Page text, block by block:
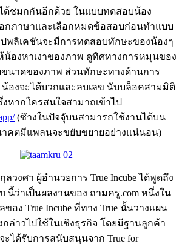
ได้ชมกกันอีกด้วย ในแบบทดสอบน้อง
อกภาษาและเลือกหมดข้อสอบก่อนทำแบบ
พลิเคชันจะมีการทดสอบทักษะของน้องๆ
น้องหาเงาของภาพ ดูทิศทางการหมุนของ
ขนาดของภาพ ส่วนทักษะทางด้านการ
งจะได้บวกและลบเลข นับบล็อคสามมิติ
หากใครสนใจสามาถเข้าไป
(ซึางในปัจจุับนสามารถใช้งานได้บน
าคตมีแพลนจะขยับขยายอย่างแน่นอน)
งศา ผู้อำนวยการ True Incube ได้พูดถึง
นี้ว่าเป็นผลงานของ ถามครู.com หนึ่งใน
อง True Incube ที่ทาง True นั้นวางแผน
ล่าวไปใช้ในเชิงธุรกิจ โดยมีฐานลูกค้า
ได้รับการสนับสนุนจาก True for